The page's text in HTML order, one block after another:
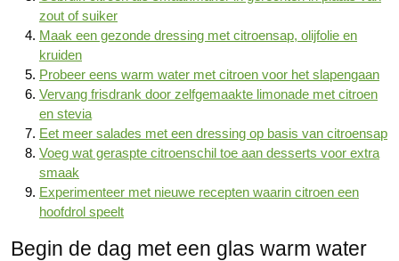
zout of suiker
Maak een gezonde dressing met citroensap, olijfolie en
kruiden
Probeer eens warm water met citroen voor het slapengaan
Vervang frisdrank door zelfgemaakte limonade met citroen
en stevia
Eet meer salades met een dressing op basis van citroensap
Voeg wat geraspte citroenschil toe aan desserts voor extra
smaak
Experimenteer met nieuwe recepten waarin citroen een
hoofdrol speelt
Begin de dag met een glas warm water